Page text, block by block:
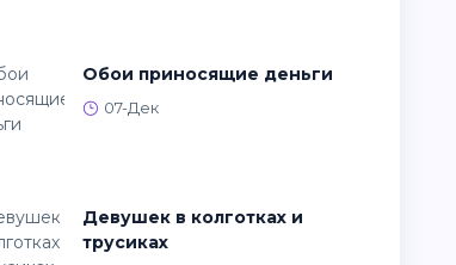
Обои приносящие деньги
07-Дек
Девушек в колготках и
трусиках